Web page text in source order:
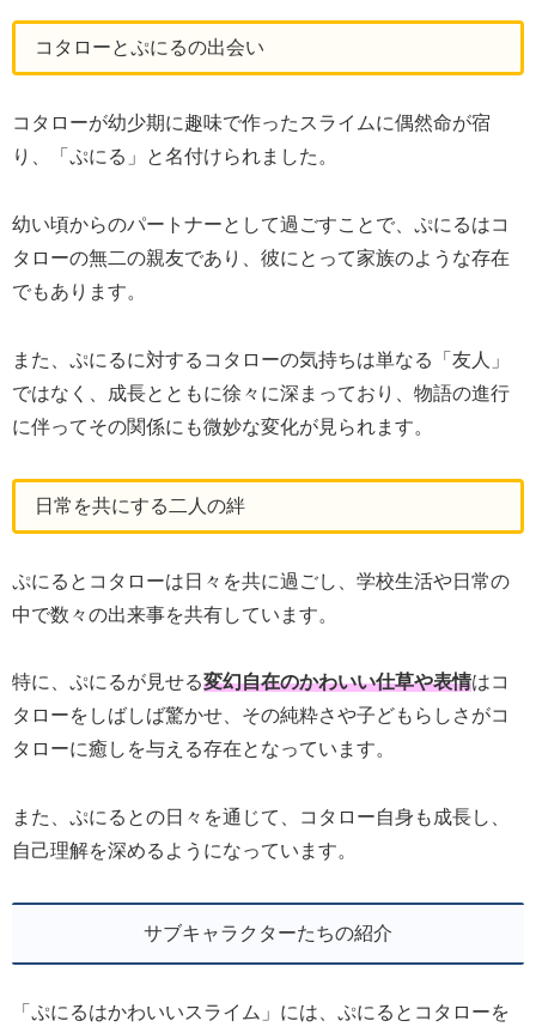
コタローとぷにるの出会い
コタローが幼少期に趣味で作ったスライムに偶然命が宿
り、「ぷにる」と名付けられました。
幼い頃からのパートナーとして過ごすことで、ぷにるはコ
タローの無二の親友であり、彼にとって家族のような存在
でもあります。
また、ぷにるに対するコタローの気持ちは単なる「友人」
ではなく、成長とともに徐々に深まっており、物語の進行
に伴ってその関係にも微妙な変化が見られます。
日常を共にする二人の絆
ぷにるとコタローは日々を共に過ごし、学校生活や日常の
中で数々の出来事を共有しています。
特に、ぷにるが見せる変幻自在のかわいい仕草や表情はコ
タローをしばしば驚かせ、その純粋さや子どもらしさがコ
タローに癒しを与える存在となっています。
また、ぷにるとの日々を通じて、コタロー自身も成長し、
自己理解を深めるようになっています。
サブキャラクターたちの紹介
「ぷにるはかわいいスライム」には、ぷにるとコタローを